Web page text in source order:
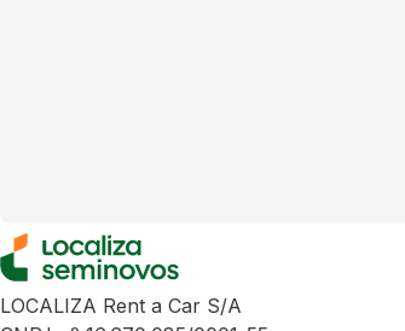
LOCALIZA Rent a Car S/A